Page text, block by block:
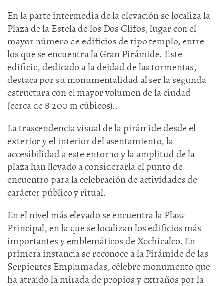
En la parte intermedia de la elevación se localiza la
Plaza de la Estela de los Dos Glifos, lugar con el
mayor número de edificios de tipo templo, entre
los que se encuentra la Gran Pirámide. Este
edificio, dedicado a la deidad de las tormentas,
destaca por su monumentalidad al ser la segunda
estructura con el mayor volumen de la ciudad
(cerca de 8 200 m cúbicos)..
La trascendencia visual de la pirámide desde el
exterior y el interior del asentamiento, la
accesibilidad a este entorno y la amplitud de la
plaza han llevado a considerarla el punto de
encuentro para la celebración de actividades de
carácter público y ritual.
En el nivel más elevado se encuentra la Plaza
Principal, en la que se localizan los edificios más
importantes y emblemáticos de Xochicalco. En
primera instancia se reconoce a la Pirámide de las
Serpientes Emplumadas, célebre monumento que
ha atraído la mirada de propios y extraños por la